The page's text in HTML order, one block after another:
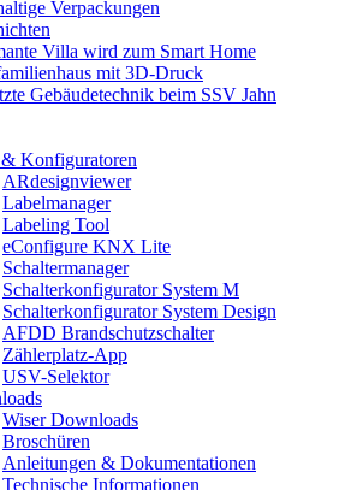
Verpackungen
Villa wird zum Smart Home
mit 3D-Druck
Gebäudetechnik beim SSV Jahn
Konfiguratoren
ARdesignviewer
Labelmanager
Labeling Tool
eConfigure KNX Lite
Schaltermanager
Schalterkonfigurator System M
Schalterkonfigurator System Design
AFDD Brandschutzschalter
Zählerplatz-App
USV-Selektor
Wiser Downloads
Broschüren
Anleitungen & Dokumentationen
Technische Informationen